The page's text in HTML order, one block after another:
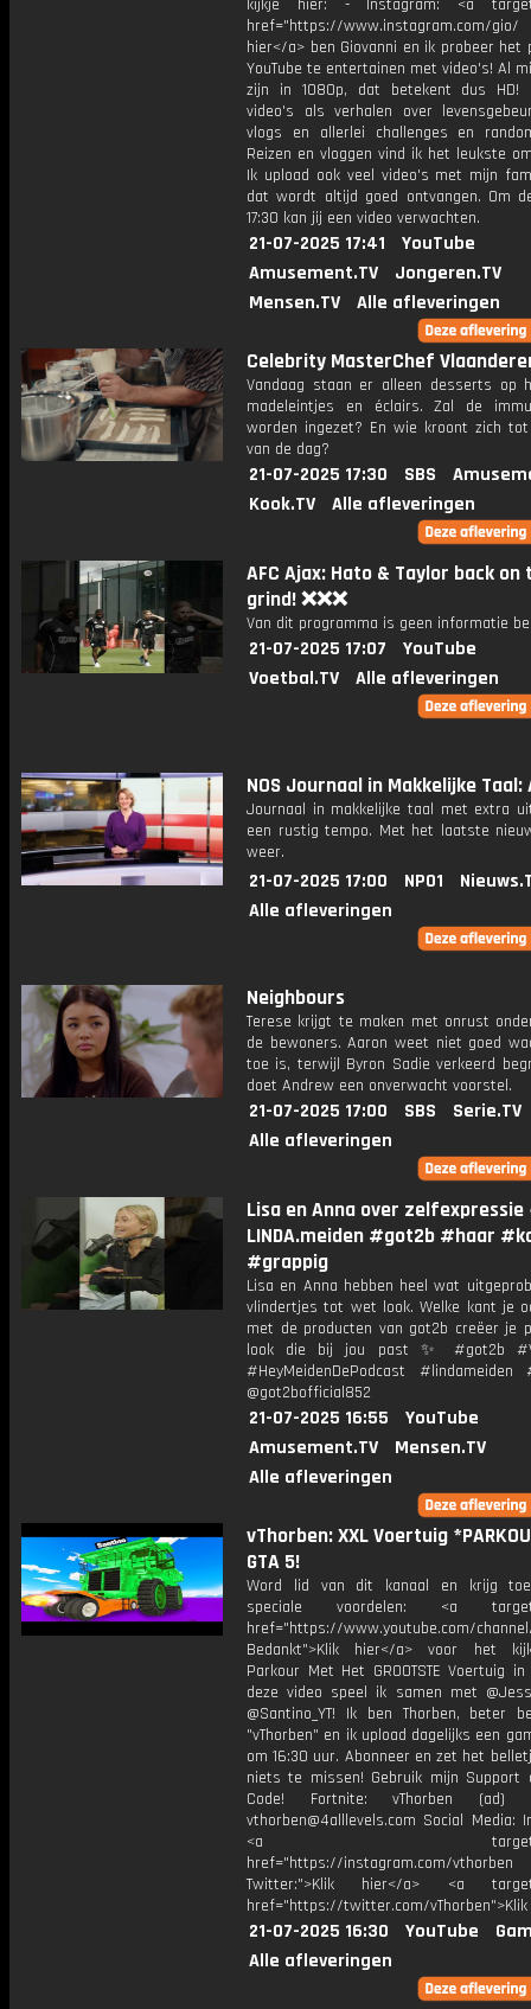
kijkje hier: - Instagram: <a
href="https://www.instagram.com/
hier</a> ben Giovanni en ik probeer het
YouTube te entertainen met video's! Al
zijn in 1080p, dat betekent dus HD!
video's als verhalen over
vlogs en allerlei challenges en
Reizen en vloggen vind ik het leukste
Ik upload ook veel video's met mijn
dat wordt altijd goed ontvangen. Om
17:30 kan jij een video verwachten.
21-07-2025 17:41
YouTube
Amusement.TV
Jongeren.TV
Mensen.TV
Alle afleveringen
Celebrity MasterChef
Vandaag staan er alleen desserts op
madeleintjes en éclairs. Zal de
worden ingezet? En wie kroont zich
van de dag?
21-07-2025 17:30 SBS
Kook.TV
Alle afleveringen
AFC Ajax: Hato & Taylor back on
grind! ❌❌❌
Van dit programma is geen informatie
21-07-2025 17:07
YouTube
Voetbal.TV
Alle afleveringen
NOS Journaal in Makkelijke Taal:
Journaal in makkelijke taal met extra
een rustig tempo. Met het laatste
weer.
21-07-2025 17:00 NPO1
Alle afleveringen
Neighbours
Terese krijgt te maken met onrust
de bewoners. Aaron weet niet goed
toe is, terwijl Byron Sadie verkeerd
doet Andrew een onverwacht voorstel.
21-07-2025 17:00 SBS
Serie.TV
Alle afleveringen
Lisa en Anna over zelfexpressie
LINDA.meiden #got2b #haar
#grappig
Lisa en Anna hebben heel wat
vlindertjes tot wet look. Welke kant je
met de producten van got2b creëer je
look die bij jou past ✨ #got2b
#HeyMeidenDePodcast
@got2bofficial852
21-07-2025 16:55
YouTube
Amusement.TV
Mensen.TV
Alle afleveringen
vThorben: XXL Voertuig
GTA 5!
Word lid van dit kanaal en krijg
speciale voordelen: <a
href="https://www.youtube.com/channel/
Bedankt">Klik hier</a> voor het
Parkour Met Het GROOTSTE Voertuig
deze video speel ik samen met
@Santino_YT! Ik ben Thorben, beter
"vThorben" en ik upload dagelijks een
om 16:30 uur. Abonneer en zet het
niets te missen! Gebruik mijn Support
Code! Fortnite: vThorben (ad)
vthorben@4alllevels.com Social Media:
<a
href="https://instagram.com/vthorben
Twitter:">Klik hier</a> <a
href="https://twitter.com/
21-07-2025 16:30 YouTube
Alle afleveringen